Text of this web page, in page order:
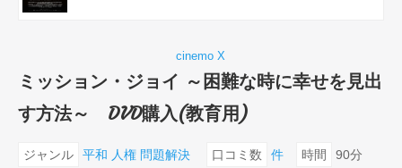
cinemo X
ミッション・ジョイ ～困難な時に幸せを見出
す方法～ DVD購入(教育用)
ジャンル 平和 人権 問題解決 口コミ数 件 時間 90分